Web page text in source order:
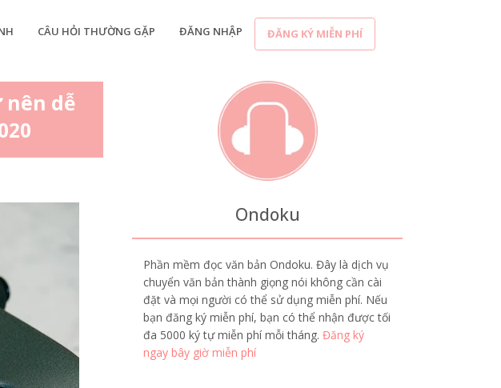
CÂU HỎI THƯỜNG GẶP ĐĂNG NHẬP ĐĂNG KÝ MIỄN PHÍ
nên dễ
Ondoku
Phần mềm đọc văn bản Ondoku. Đây là dịch vụ
chuyển văn bản thành giọng nói không cần cài
đặt và mọi người có thể sử dụng miễn phí. Nếu
bạn đăng ký miễn phí, bạn có thể nhận được tối
đa 5000 ký tự miễn phí mỗi tháng. Đăng ký
ngay bây giờ miễn phí